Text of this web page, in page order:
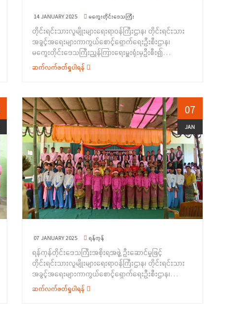
သည့် အခြေခံစက်ချုပ်သင်တန်းကို (၂၆-၁၂-၂၀၂၄)ရက်နေ့မှ
(၂၅-၁-၂၀၂၅) ရက်နေ့အထိ (၁) လကြာ သင်ကြားပို့ချသွား
မည်ဖြစ်ပြီး ရခိုင် (၁၄)ဦး၊ မရမာကြီး(၁၄)ဦး နှင့် ခမီ(၂)ဦး
စုစုပေါင်း(၃၀)ဦး တက်ရောက်သင်ကြားသွားမည်ဖြစ်ကြောင်း
သိရှိရပါသည်။
ဆောင်ရွက်ရခြင်း ရည်ရွယ်ချက်ကိုလည်းကောင်း၊
ညွှန်ကြားရေးမှူး ဦးစိုင်းဖုန်းကျော်က တိုင်းရင်းသားဘာသာ
သင် ဆရာ/ ဆရာမ Teaching Assistant (TA)နှင့်
Language Teacher (LT) များခန့်အပ်ထားမှုကိစ္စများနှင့်
တိုင်းရင်းသားစာပေနှင့် ယဉ်ကျေးမှုဦးစီးဌာန၏ လုပ်ငန်း
မူးယစ်ဆေးဝါးနှင့်စိတ်ကို ပြောင်းလဲစေတတ်သော ဆေးဝါး
များဆိုင်ရာအန္တရာယ်တို့ကိုလည်း ကောင်း၊
ရှမ်းပြည်နယ်(တောင်ပိုင်း) လူကုန်ကူးမှုတားဆီးနှိမ်နှင်းရေး
ရဲတပ်ဖွဲ့မှ ဒုရဲမှူး တင်မောင်မြင့်က လူကုန်ကူးမှုတားဆီး
နှိမ်နင်းရေးဆိုင်ရာကိစ္စရပ်များ အကြောင်းကိုလည်းကောင်း၊
ကွန်ဟိန်းမြို့၊ လူမှုဝန်ထမ်းဦးစီးဌာနမှ ဦးစီးအရာရှိ ဒေါ်လှိုင်
ဇင်ဝင်းက အမျိုးသမီးအခွင့်အရေး၊ မသန်စွမ်းအခွင့်အရေး၊
ကလေးသူငယ်အခွင့်အရေး၊ အဆိုးရွားဆုံးပုံစံဖြင့် ခိုင်းစေခံရ
သော ကလေး အလုပ်သမားများ ဖယ်ရှားရေးကိစ္စရပ်များနှင့်
လူမှုရေးပင်စင်တို့နှင့်စပ်လျဉ်းသည့် ကိစ္စရပ်များ အကြောင်း
ကိုလည်းကောင်း၊ ပတ်ဝန်းကျင်ထိန်းသိမ်းရေးဦးစီးဌာနမှ
ဦးစီးအရာရှိ ဦးစည်သူနိုင်က ပတ်ဝန်းကျင်စီမံခန့်ခွဲမှုနှင့်
လည်းကောင်း&nbsp; အသီးသီးအသိပညာပေး ရှင်းလင်း
ပြောကြားခဲ့ကြပါသည်။&nbsp;ထို့နောက် ရှမ်းပြည်နယ်
အစိုးရအဖွဲ့မှ ထောက်ပံ့ငွေများကို ဒေသခံများထံ ထောက်ပံ့
ပေးအပ်ခဲ့ပြီး ရပ်ရွာအခြေပြုအသက်မွေးဝမ်းကျောင်းပညာ
လိုအပ်ချက်တို့ကို စစ်တမ်းကောက်ယူ သည့် အစီအစဉ်ကို
တိုင်းရင်းသားအခွင့်အရေးများကာကွယ်စောင့်ရှောက်ရေး
14 JANUARY 2025 မကွေးတိုင်းဒေသကြီး
တိုင်းရင်းသားလူမျိုးများရေးရာဝန်ကြီးဌာန၊ တိုင်းရင်းသား
အခွင့်အရေးများကာကွယ်စောင့်ရှောက်ရေးဦးစီးဌာန၊
မကွေးတိုင်းဒေသကြီးညွှန်ကြားရေးမှူးရုံးမှဦးစီး၍
မကွေးတိုင်းဒေသကြီး အစိုးရအဖွဲ့ရန်ပုံငွေဖြင့်
“တိုင်းရင်းသားရေးရာနှင့်ဗလငါးတန်ဖွံ့ဖြိုးတိုးတက်စေရေး
(၇-၁-၂၀၂၅) ရက်နေ့တွင် မကွေးတိုင်းဒေသကြီး၊ မကွေး
ခရိုင်၊ မကွေးမြို့နယ်၊ ကန်ပြားကျေးရွာ၊ အခြေခံပညာ
အထက်တန်းကျောင်း ကံ့ကော်ခန်းမ၌ ကျင်းပပြုလုပ်ခဲ့
ပါသည်။&nbsp;အခမ်းအနားတွင် မကွေးတိုင်းဒေသကြီး
အစိုးရအဖွဲ့ဝင် တိုင်းရင်းသားရေးရာဝန်ကြီး ဦးထွန်းခင်က
အဖွင့်အမှာစကားပြောကြားခဲ့ပြီး မကွေးတိုင်းဒေသကြီး၊
လမ်းပန်းဆက်သွယ်ရေး ဝန်ကြီး ဦးအောင်သူဦးက အမှာ
စကားပြောကြားခဲ့ပါသည်။ ဆက်လက်၍ တိုင်းရင်းသားအခွင့်
အရေးများကာကွယ်စောင့်ရှောက်ရေးဦးစီးဌာန၊ မကွေးတိုင်း
ဒေသကြီး၊ ညွှန်ကြားရေးမှူးရုံးမှ ညွှန်ကြားရေးမှူး ဒေါ်မြတ်
သန္တာဝင်းက တိုင်းရင်းသားလူမျိုးများရေးရာဝန်ကြီးဌာန
ပေါ်ပေါက် လာပုံနှင့် ဗလငါးတန်ဖွံ့ဖြိုးရေးလူငယ်ရေးရာ
နှင့်ယဉ်ကျေးမှုဦးစီးဌာနမှ ညွှန်ကြားရေးမှူး ဒေါ်မွန်မွန်အေး
လူမျိုးစုများအကြောင်းကိုလည်းကောင်း၊ မကွေးတိုင်းဒေသ
ကြီး၊ အားကစား နှင့်ကာယပညာဦးစီးဌာနမှ ညွှန်ကြားရေးမှူး
ဦးသန်းအောင်က အားကစားပြုလုပ်ခြင်း၏ အကျိုး ကျေးဇူး
များကိုလည်းကောင်း၊ တိုင်းရင်းသားအခွင့်အရေးများကာ
ဆက်လက်ဖတ်ရှုပါရန်
07
JAN
07 JANUARY 2025 ရန်ကုန်
ရန်ကုန်တိုင်းဒေသကြီးအစိုးရအဖွဲ့ ဦးဆောင်မှုဖြင့်
တိုင်းရင်းသားလူမျိုးများရေးရာဝန်ကြီးဌာန၊ တိုင်းရင်းသား
အခွင့်အရေးများကာကွယ်စောင့်ရှောက်ရေးဦးစီးဌာန၊
ရန်ကုန်တိုင်းဒေသကြီး ညွှန်ကြားရေးမှူးရုံးမှ ကြီး
မှူး၍&nbsp; ရန်ကုန်တိုင်းဒေသကြီးအတွင်းရှိ တိုင်းရင်းသား
ဆက်လက်ဖတ်ရှုပါရန်